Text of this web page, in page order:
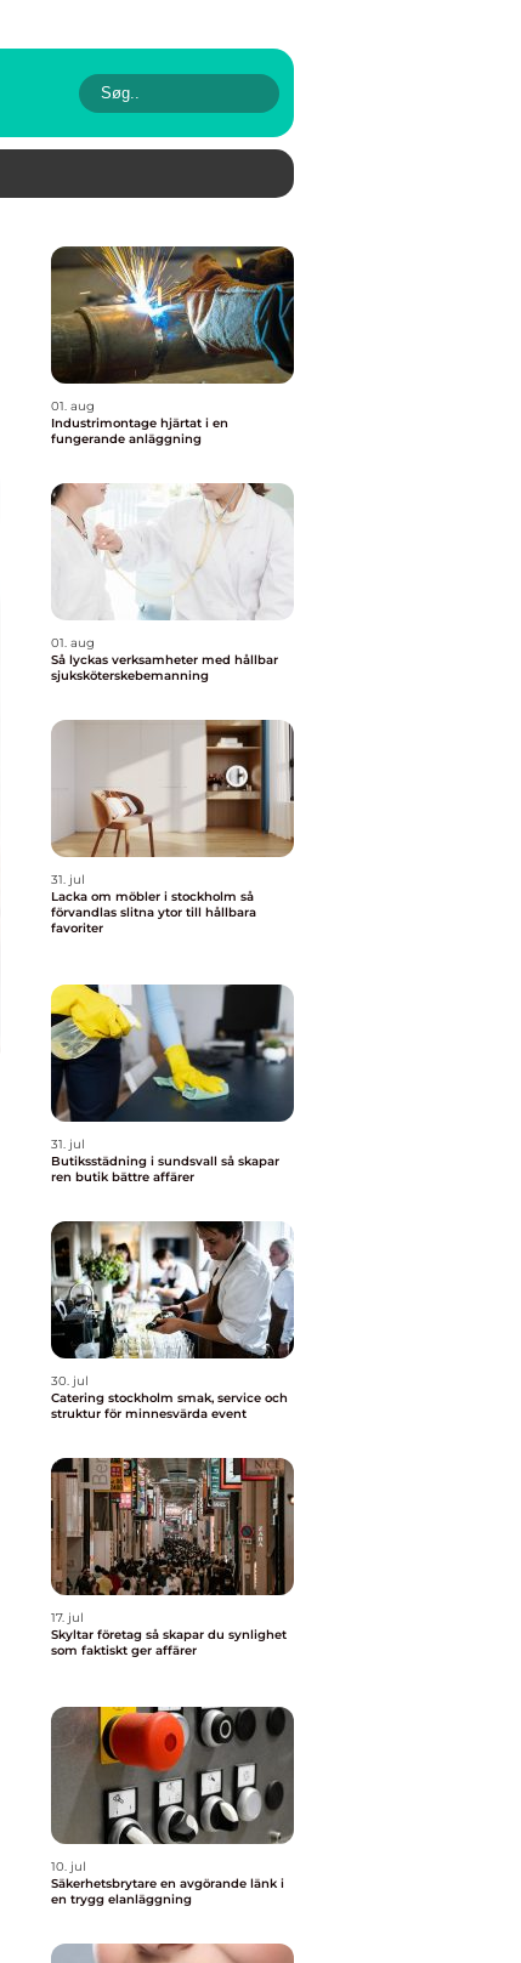
01. aug
Industrimontage hjärtat i en
fungerande anläggning
01. aug
Så lyckas verksamheter med hållbar
sjuksköterskebemanning
31. jul
Lacka om möbler i stockholm så
förvandlas slitna ytor till hållbara
favoriter
31. jul
Butiksstädning i sundsvall så skapar
ren butik bättre affärer
30. jul
Catering stockholm smak, service och
struktur för minnesvärda event
17. jul
Skyltar företag så skapar du synlighet
som faktiskt ger affärer
10. jul
Säkerhetsbrytare en avgörande länk i
en trygg elanläggning